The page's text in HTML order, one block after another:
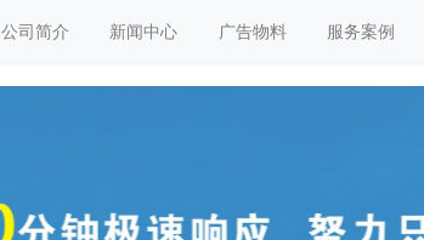
公司简介 新闻中心 广告物料 服务案例